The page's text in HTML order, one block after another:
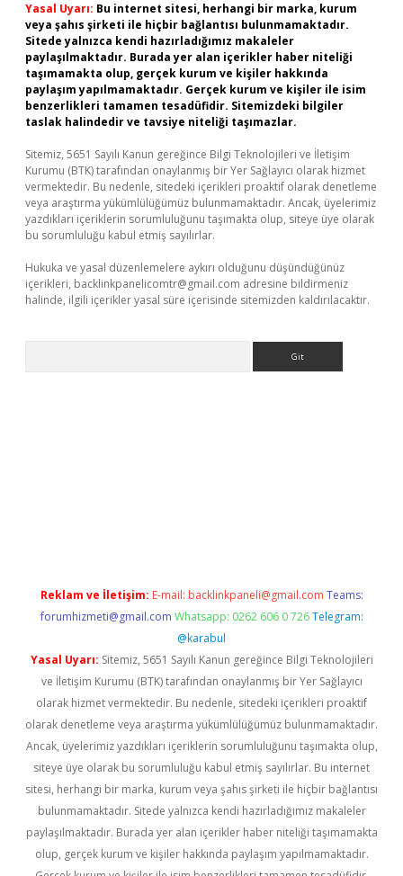
Yasal Uyarı: Bu internet sitesi, herhangi bir marka, kurum
veya şahıs şirketi ile hiçbir bağlantısı bulunmamaktadır.
Sitede yalnızca kendi hazırladığımız makaleler
paylaşılmaktadır. Burada yer alan içerikler haber niteliği
taşımamakta olup, gerçek kurum ve kişiler hakkında
paylaşım yapılmamaktadır. Gerçek kurum ve kişiler ile isim
benzerlikleri tamamen tesadüfidir. Sitemizdeki bilgiler
taslak halindedir ve tavsiye niteliği taşımazlar.
Sitemiz, 5651 Sayılı Kanun gereğince Bilgi Teknolojileri ve İletişim
Kurumu (BTK) tarafından onaylanmış bir Yer Sağlayıcı olarak hizmet
vermektedir. Bu nedenle, sitedeki içerikleri proaktif olarak denetleme
veya araştırma yükümlülüğümüz bulunmamaktadır. Ancak, üyelerimiz
yazdıkları içeriklerin sorumluluğunu taşımakta olup, siteye üye olarak
bu sorumluluğu kabul etmiş sayılırlar.
Hukuka ve yasal düzenlemelere aykırı olduğunu düşündüğünüz
içerikleri, backlinkpanelicomtr@gmail.com adresine bildirmeniz
halinde, ilgili içerikler yasal süre içerisinde sitemizden kaldırılacaktır.
Reklam ve İletişim: E-mail: backlinkpaneli@gmail.com Teams:
forumhizmeti@gmail.com Whatsapp: 0262 606 0 726 Telegram:
@karabul
Yasal Uyarı: Sitemiz, 5651 Sayılı Kanun gereğince Bilgi Teknolojileri
ve İletişim Kurumu (BTK) tarafından onaylanmış bir Yer Sağlayıcı
olarak hizmet vermektedir. Bu nedenle, sitedeki içerikleri proaktif
olarak denetleme veya araştırma yükümlülüğümüz bulunmamaktadır.
Ancak, üyelerimiz yazdıkları içeriklerin sorumluluğunu taşımakta olup,
siteye üye olarak bu sorumluluğu kabul etmiş sayılırlar. Bu internet
sitesi, herhangi bir marka, kurum veya şahıs şirketi ile hiçbir bağlantısı
bulunmamaktadır. Sitede yalnızca kendi hazırladığımız makaleler
paylaşılmaktadır. Burada yer alan içerikler haber niteliği taşımamakta
olup, gerçek kurum ve kişiler hakkında paylaşım yapılmamaktadır.